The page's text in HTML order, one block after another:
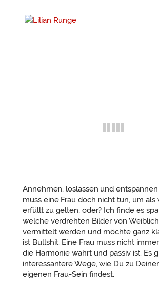
Annehmen, loslassen und
muss eine Frau doch nicht tun, um als
erfüllt zu gelten, oder? Ich finde es
welche verdrehten Bilder von
vermittelt werden und möchte ganz
ist Bullshit. Eine Frau muss nicht
die Harmonie wahrt und passiv ist. Es
interessantere Wege, wie Du zu
eigenen Frau-Sein findest.